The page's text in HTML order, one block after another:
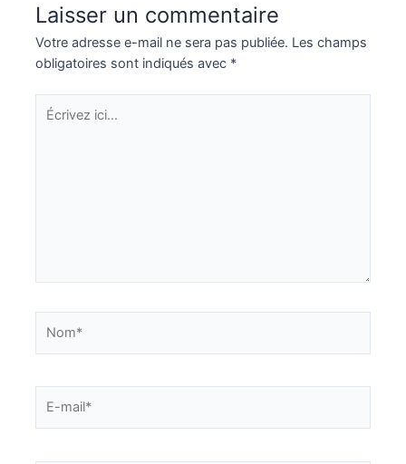
Laisser un commentaire
Votre adresse e-mail ne sera pas publiée. Les champs
obligatoires sont indiqués avec *
Écrivez
ici…
mail*